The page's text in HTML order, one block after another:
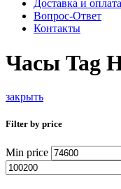
Доставка и оплата
Вопрос-Ответ
Контакты
Часы Tag
закрыть
Filter by price
Min price